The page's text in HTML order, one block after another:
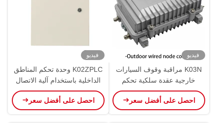
فيديو
K03N مراقبة وقوف السيارات
خارجية عقدة سلكية تحكم
RS485 PGS IP66 نظام توجيه
احصل على أفضل سعر
فيديو
K02ZPLC وحدة تحكم المناطق
الداخلية باستخدام آلية الاتصال
الهجينة الحافلة CAN RS485
احصل على أفضل سعر